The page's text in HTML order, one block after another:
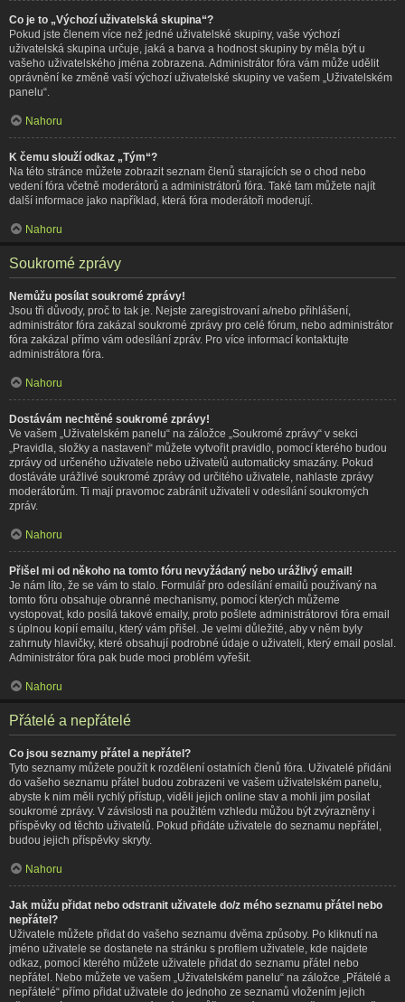
Co je to „Výchozí uživatelská skupina“?
Pokud jste členem více než jedné uživatelské skupiny, vaše výchozí
uživatelská skupina určuje, jaká a barva a hodnost skupiny by měla být u
vašeho uživatelského jména zobrazena. Administrátor fóra vám může udělit
oprávnění ke změně vaší výchozí uživatelské skupiny ve vašem „Uživatelském
panelu“.
Nahoru
K čemu slouží odkaz „Tým“?
Na této stránce můžete zobrazit seznam členů starajících se o chod nebo
vedení fóra včetně moderátorů a administrátorů fóra. Také tam můžete najít
další informace jako například, která fóra moderátoři moderují.
Nahoru
Soukromé zprávy
Nemůžu posílat soukromé zprávy!
Jsou tři důvody, proč to tak je. Nejste zaregistrovaní a/nebo přihlášení,
administrátor fóra zakázal soukromé zprávy pro celé fórum, nebo administrátor
fóra zakázal přímo vám odesílání zpráv. Pro více informací kontaktujte
administrátora fóra.
Nahoru
Dostávám nechtěné soukromé zprávy!
Ve vašem „Uživatelském panelu“ na záložce „Soukromé zprávy“ v sekci
„Pravidla, složky a nastavení“ můžete vytvořit pravidlo, pomocí kterého budou
zprávy od určeného uživatele nebo uživatelů automaticky smazány. Pokud
dostáváte urážlivé soukromé zprávy od určitého uživatele, nahlaste zprávy
moderátorům. Ti mají pravomoc zabránit uživateli v odesílání soukromých
zpráv.
Nahoru
Přišel mi od někoho na tomto fóru nevyžádaný nebo urážlivý email!
Je nám líto, že se vám to stalo. Formulář pro odesílání emailů používaný na
tomto fóru obsahuje obranné mechanismy, pomocí kterých můžeme
vystopovat, kdo posílá takové emaily, proto pošlete administrátorovi fóra email
s úplnou kopií emailu, který vám přišel. Je velmi důležité, aby v něm byly
zahrnuty hlavičky, které obsahují podrobné údaje o uživateli, který email poslal.
Administrátor fóra pak bude moci problém vyřešit.
Nahoru
Přátelé a nepřátelé
Co jsou seznamy přátel a nepřátel?
Tyto seznamy můžete použít k rozdělení ostatních členů fóra. Uživatelé přidáni
do vašeho seznamu přátel budou zobrazeni ve vašem uživatelském panelu,
abyste k nim měli rychlý přístup, viděli jejich online stav a mohli jim posílat
soukromé zprávy. V závislosti na použitém vzhledu můžou být zvýrazněny i
příspěvky od těchto uživatelů. Pokud přidáte uživatele do seznamu nepřátel,
budou jejich příspěvky skryty.
Nahoru
Jak můžu přidat nebo odstranit uživatele do/z mého seznamu přátel nebo
nepřátel?
Uživatele můžete přidat do vašeho seznamu dvěma způsoby. Po kliknutí na
jméno uživatele se dostanete na stránku s profilem uživatele, kde najdete
odkaz, pomocí kterého můžete uživatele přidat do seznamu přátel nebo
nepřátel. Nebo můžete ve vašem „Uživatelském panelu“ na záložce „Přátelé a
nepřátelé“ přímo přidat uživatele do jednoho ze seznamů vložením jejich